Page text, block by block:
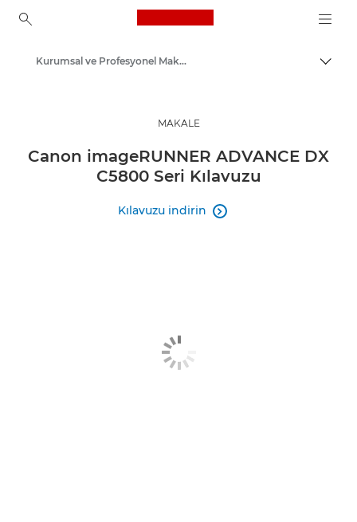
Canon Logo, back to
İçerik
İçgörüler
Kurumsal ve Profesyonel Makaleler
MAKALE
Canon imageRUNNER ADVANCE DX
C5800 Seri Kılavuzu
Kılavuzu indirin 